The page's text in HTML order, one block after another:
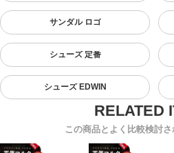
サンダル ロゴ
シューズ 定番
シューズ EDWIN
この商品とよく比較検討